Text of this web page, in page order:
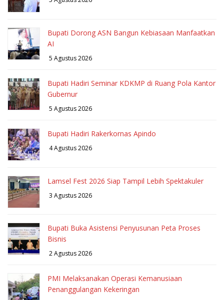
Bupati Dorong ASN Bangun Kebiasaan Manfaatkan
AI
5 Agustus 2026
Bupati Hadiri Seminar KDKMP di Ruang Pola Kantor
Gubernur
5 Agustus 2026
Bupati Hadiri Rakerkornas Apindo
4 Agustus 2026
Lamsel Fest 2026 Siap Tampil Lebih Spektakuler
3 Agustus 2026
Bupati Buka Asistensi Penyusunan Peta Proses
Bisnis
2 Agustus 2026
PMI Melaksanakan Operasi Kemanusiaan
Penanggulangan Kekeringan